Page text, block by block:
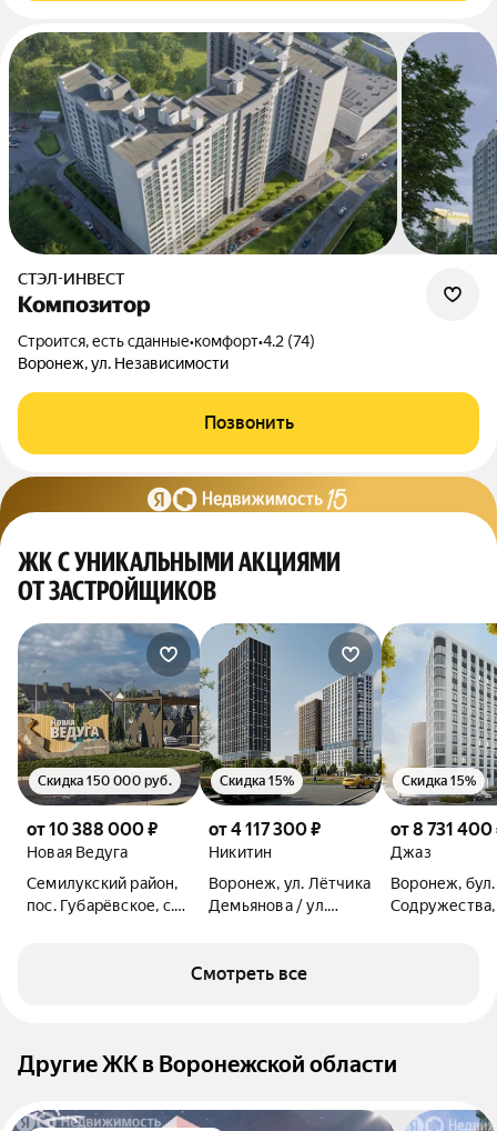
СТЭЛ-ИНВЕСТ
Композитор
Строится, есть сданные•комфорт•4.2 (74)
Воронеж, ул. Независимости
Позвонить
ЖК С УНИКАЛЬНЫМИ АКЦИЯМИ
ОТ ЗАСТРОЙЩИКОВ
от 10 388 000 ₽
Новая Ведуга
Семилукский район,
пос. Губарёвское, с.
Скидка 150 000 руб.
от 4 117 300 ₽
Никитин
Воронеж, ул. Лётчика
Демьянова / ул.
Скидка 15%
от 8 731 400
Джаз
Воронеж, бул.
Содружества,
Скидка 15%
Смотреть все
Другие ЖК в Воронежской области